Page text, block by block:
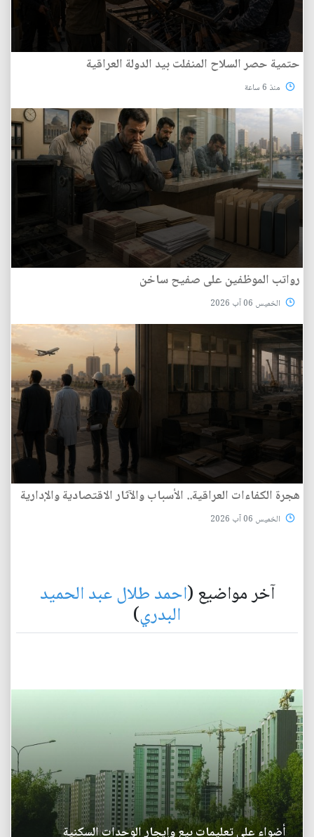
حتمية حصر السلاح المنفلت بيد الدولة العراقية
منذ 6 ساعة
رواتب الموظفين على صفيح ساخن
الخميس 06 آب 2026
هجرة الكفاءات العراقية.. الأسباب والآثار الاقتصادية والإدارية
الخميس 06 آب 2026
آخر مواضيع (احمد طلال عبد الحميد
البدري)